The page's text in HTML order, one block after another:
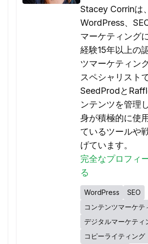
Stacey Corrinは、
WordPress、
マーケティング
経験15年以上の
ツマーケティン
スペシャリスト
SeedProdと
ンテンツを管理
身が積極的に使
ているツールや
げています。
完全なプロフィ
る
WordPress
SEO
コンテンツマーケテ
デジタルマーケティ
コピーライティング